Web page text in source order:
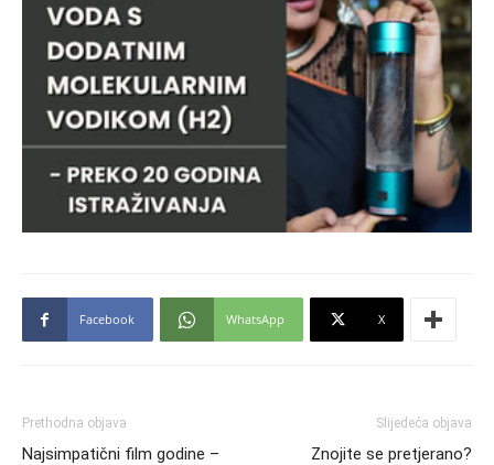
Facebook WhatsApp X
Prethodna objava
Najsimpatični film godine –
Slijedeća objava
Znojite se pretjerano?